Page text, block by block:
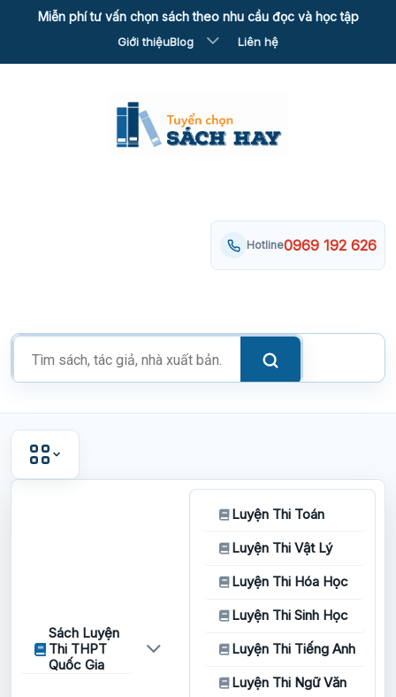
Miễn phí tư vấn chọn sách theo nhu cầu đọc và học tập
Giới thiệuBlog Liên hệ
Tìm
kiếm
phẩm
Hotline0969 192 626
Sách Luyện
Thi THPT
Quốc Gia
Luyện Thi Toán
Luyện Thi Vật Lý
Luyện Thi Hóa Học
Luyện Thi Sinh Học
Luyện Thi Tiếng Anh
Luyện Thi Ngữ Văn